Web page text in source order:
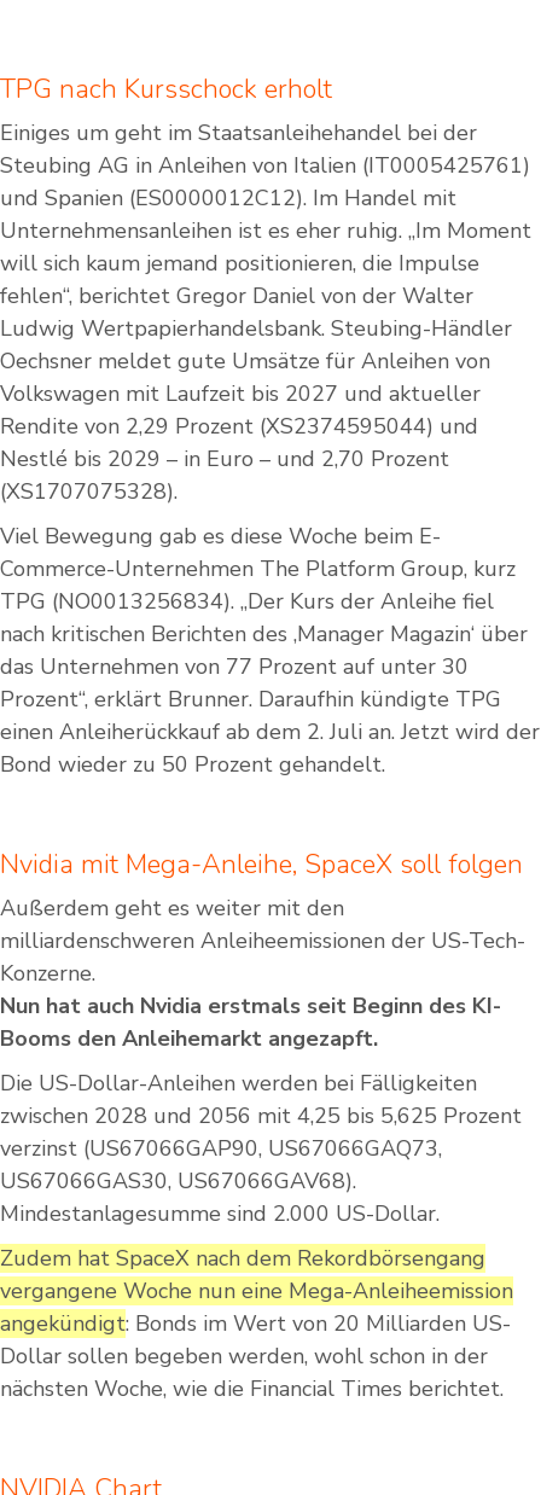
TPG nach Kursschock erholt
Einiges um geht im Staatsanleihehandel bei der
Steubing AG in Anleihen von Italien (IT0005425761)
und Spanien (ES0000012C12). Im Handel mit
Unternehmensanleihen ist es eher ruhig. „Im Moment
will sich kaum jemand positionieren, die Impulse
fehlen“, berichtet Gregor Daniel von der Walter
Ludwig Wertpapierhandelsbank. Steubing-Händler
Oechsner meldet gute Umsätze für Anleihen von
Volkswagen mit Laufzeit bis 2027 und aktueller
Rendite von 2,29 Prozent (XS2374595044) und
Nestlé bis 2029 – in Euro – und 2,70 Prozent
(XS1707075328).
Viel Bewegung gab es diese Woche beim E-
Commerce-Unternehmen The Platform Group, kurz
TPG (NO0013256834). „Der Kurs der Anleihe fiel
nach kritischen Berichten des ‚Manager Magazin‘ über
das Unternehmen von 77 Prozent auf unter 30
Prozent“, erklärt Brunner. Daraufhin kündigte TPG
einen Anleiherückkauf ab dem 2. Juli an. Jetzt wird der
Bond wieder zu 50 Prozent gehandelt.
Nvidia mit Mega-Anleihe, SpaceX soll folgen
Außerdem geht es weiter mit den
milliardenschweren Anleiheemissionen der US-Tech-
Konzerne.
Nun hat auch Nvidia erstmals seit Beginn des KI-
Booms den Anleihemarkt angezapft.
Die US-Dollar-Anleihen werden bei Fälligkeiten
zwischen 2028 und 2056 mit 4,25 bis 5,625 Prozent
verzinst (US67066GAP90, US67066GAQ73,
US67066GAS30, US67066GAV68).
Mindestanlagesumme sind 2.000 US-Dollar.
Zudem hat SpaceX nach dem Rekordbörsengang
vergangene Woche nun eine Mega-Anleiheemission
angekündigt: Bonds im Wert von 20 Milliarden US-
Dollar sollen begeben werden, wohl schon in der
nächsten Woche, wie die Financial Times berichtet.